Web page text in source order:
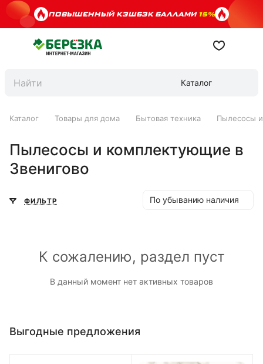
ПОВЫШЕННЫЙ КЭШБЭК БАЛЛАМИ15%
Каталог
Каталог Товары для дома Бытовая техника Пылесосы
Пылесосы и комплектующие в
Звенигово
ФИЛЬТР По убыванию наличия
К сожалению, раздел пуст
В данный момент нет активных товаров
Выгодные предложения